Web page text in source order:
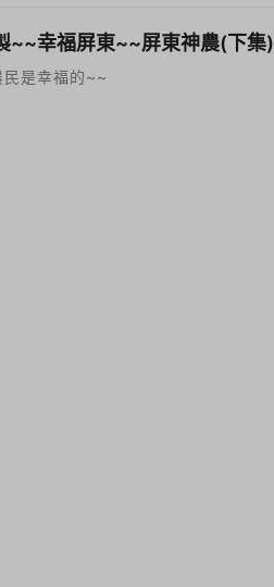
~~幸福屏東~~屏東神農(下集)
是幸福的~~